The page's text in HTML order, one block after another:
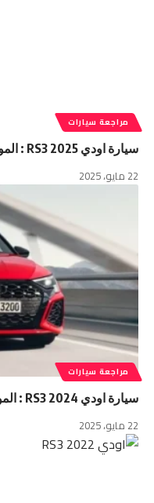
مراجعة سيارات
سيارة اودي RS3 2025 : المواصفات والسعر والأداء
22 مايو، 2025
مراجعة سيارات
سيارة اودي RS3 2024 : المواصفات والسعر والأداء
22 مايو، 2025